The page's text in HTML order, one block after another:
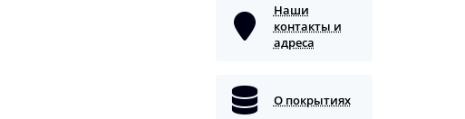
Наши
контакты и
адреса
О покрытиях